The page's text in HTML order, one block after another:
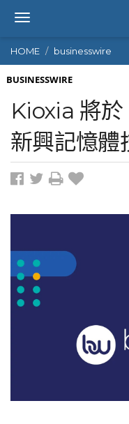
T
g
g
l
n
a
v
i
g
HOME businesswire
BUSINESSWIRE
Kioxia 將
新興記憶體